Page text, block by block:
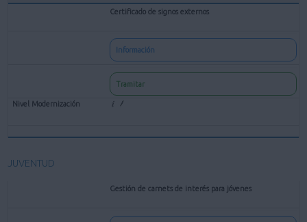
Certificado de signos externos
Información
Tramitar
JUVENTUD
Gestión de carnets de interés para jóvenes